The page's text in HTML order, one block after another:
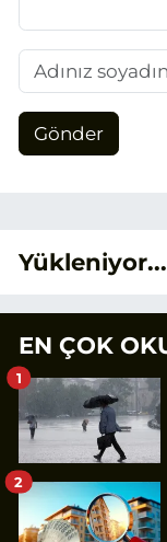
Gönder
Yükleniyor...
EN ÇOK
1
2